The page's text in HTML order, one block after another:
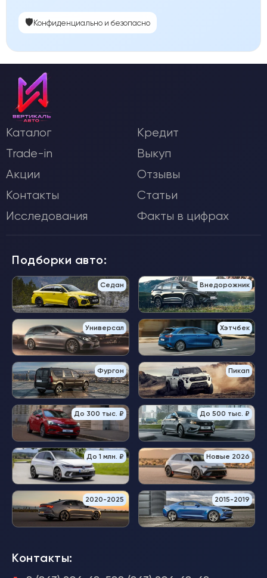
🛡️Конфиденциально и безопасно
Каталог
Кредит
Trade-in
Выкуп
Акции
Отзывы
Контакты
Статьи
Исследования
Факты в цифрах
Подборки авто:
Седан Внедорожник
Универсал Хэтчбек
Фургон Пикап
До 300 тыс. ₽ До 500 тыс. ₽
До 1 млн. ₽ Новые 2026
2020-2025 2015-2019
Контакты: